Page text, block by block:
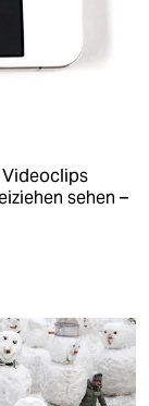
Videoclips
sehen –